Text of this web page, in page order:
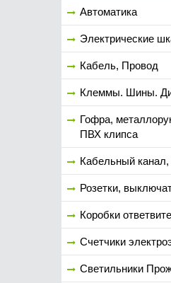
Автоматика
Электрические
Кабель, Провод
Клеммы. Шины.
Гофра,
ПВХ клипса
Кабельный канал,
Розетки,
Коробки
Счетчики
Светильники